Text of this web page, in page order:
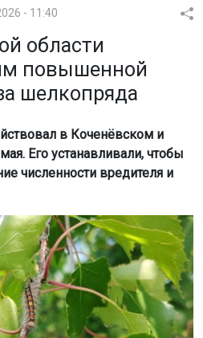
- 11:40
области
повышенной
шелкопряда
в Коченёвском и
Его устанавливали, чтобы
численности вредителя и